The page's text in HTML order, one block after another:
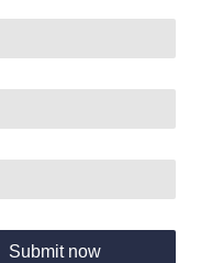
Submit now